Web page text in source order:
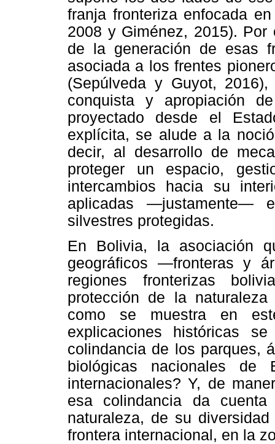
franja fronteriza enfocada
2008 y Giménez, 2015).
de la generación de esas
asociada a los frentes
(Sepúlveda y Guyot,
conquista y apropiación
proyectado desde el
explícita, se alude a la
decir, al desarrollo de
proteger un espacio,
intercambios hacia su
aplicadas —justamente—
silvestres protegidas.
En Bolivia, la asociación
geográficos —fronteras y
regiones fronterizas
protección de la
como se muestra en
explicaciones históricas
colindancia de los parques,
biológicas nacionales de
internacionales? Y, de
esa colindancia da
naturaleza, de su
frontera internacional, en la